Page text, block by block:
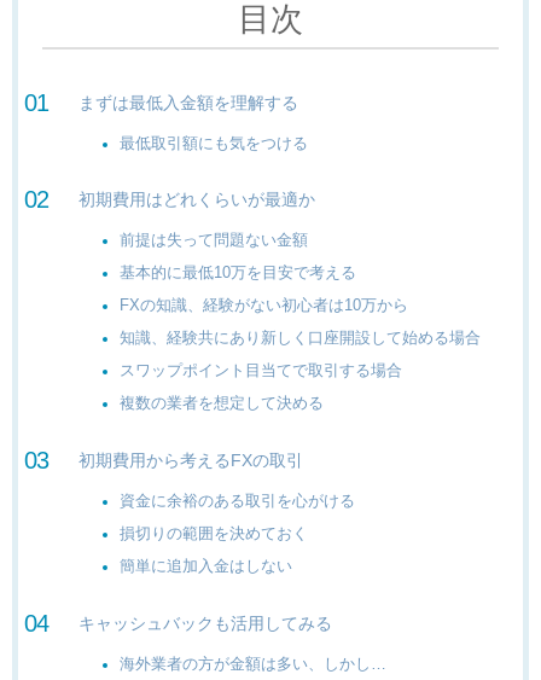
目次
まずは最低入金額を理解する
最低取引額にも気をつける
初期費用はどれくらいが最適か
前提は失って問題ない金額
基本的に最低10万を目安で考える
FXの知識、経験がない初心者は10万から
知識、経験共にあり新しく口座開設して始める場合
スワップポイント目当てで取引する場合
複数の業者を想定して決める
初期費用から考えるFXの取引
資金に余裕のある取引を心がける
損切りの範囲を決めておく
簡単に追加入金はしない
キャッシュバックも活用してみる
海外業者の方が金額は多い、しかし…